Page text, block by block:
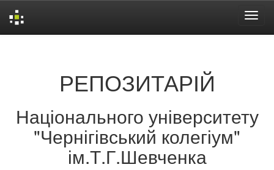
РЕПОЗИТАРІЙ
Національного університету
"Чернігівський колегіум"
ім.Т.Г.Шевченка